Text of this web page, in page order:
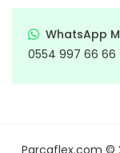
WhatsApp
0554 997 66 66
Parcaflex.com ©